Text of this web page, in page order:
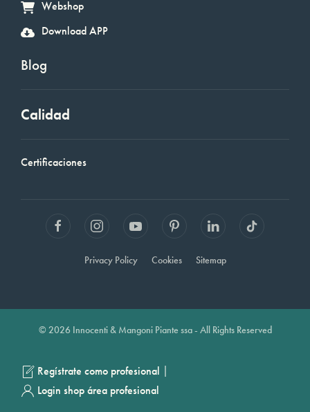
Webshop
Download APP
Blog
Calidad
Certificaciones
Privacy Policy Cookies Sitemap
© 2026 Innocenti & Mangoni Piante ssa - All Rights Reserved
Regístrate como profesional |
Login shop área profesional